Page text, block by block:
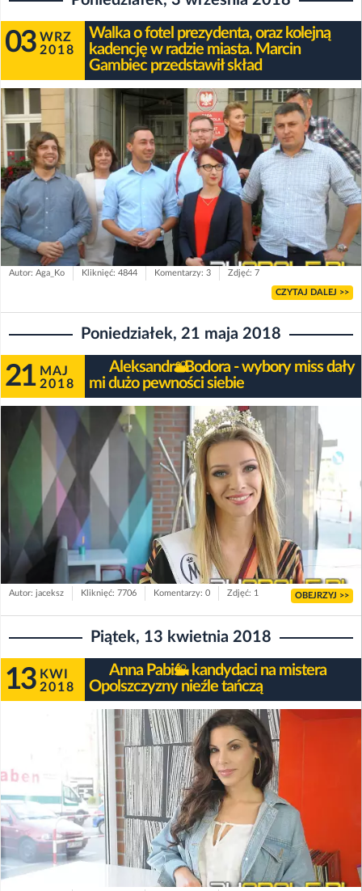
03 WRZ
2018
Walka o fotel prezydenta, oraz kolejną
kadencję w radzie miasta. Marcin
Gambiec przedstawił skład
Autor: Aga_Ko Kliknięć: 4844 Komentarzy: 3 Zdjęć: 7
CZYTAJ DALEJ >>
Poniedziałek, 21 maja 2018
21 MAJ
2018
Aleksandra Bodora - wybory miss dały
mi dużo pewności siebie
Autor: jaceksz Kliknięć: 7706 Komentarzy: 0 Zdjęć: 1 OBEJRZYJ >>
Piątek, 13 kwietnia 2018
13 KWI
2018
Anna Pabiś - kandydaci na mistera
Opolszczyzny nieźle tańczą